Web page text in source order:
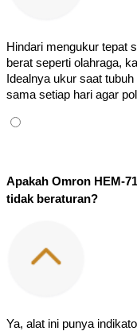
Hindari mengukur tepat
berat seperti olahraga,
Idealnya ukur saat
sama setiap hari agar
Apakah Omron HEM-
tidak beraturan?
Ya, alat ini punya